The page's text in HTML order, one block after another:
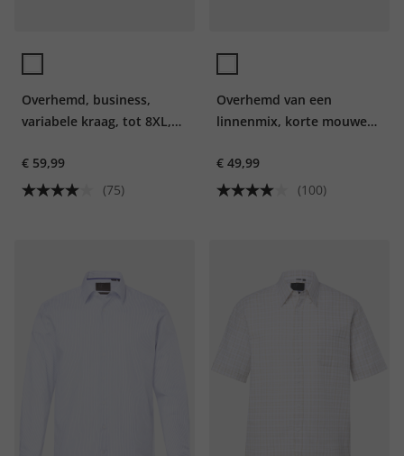
Overhemd, business,
variabele kraag, tot 8XL,
€ 59,99
(75)
Overhemd van een
linnenmix, korte mouwen,
modern fit
€ 49,99
(100)